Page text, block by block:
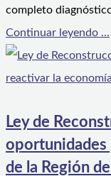
completo
Continuar leyendo ...
Ley de
oportunidades
de la Región